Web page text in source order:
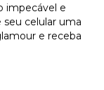
impecável e
seu celular uma
e receba